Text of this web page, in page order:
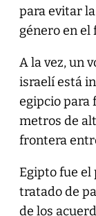
para evitar
género en el
A la vez, un
israelí está
egipcio para
metros de
frontera
Egipto fue
tratado de
de los